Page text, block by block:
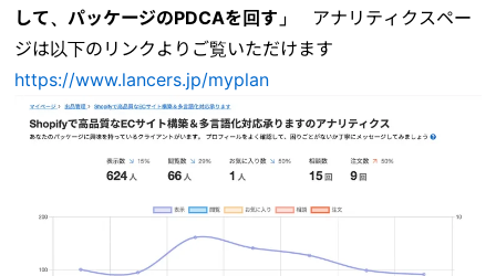
して、パッケージのPDCAを回す」
アナリティクスペー
ジは以下のリンクよりご覧いただけます
https://www.lancers.jp/myplan